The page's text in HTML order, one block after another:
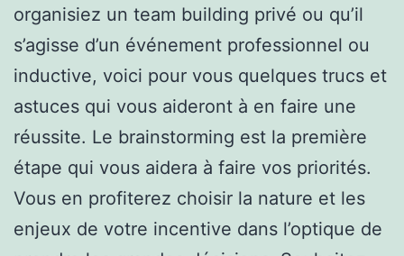
organisiez un team building privé ou qu’il
s’agisse d’un événement professionnel ou
inductive, voici pour vous quelques trucs et
astuces qui vous aideront à en faire une
réussite. Le brainstorming est la première
étape qui vous aidera à faire vos priorités.
Vous en profiterez choisir la nature et les
enjeux de votre incentive dans l’optique de